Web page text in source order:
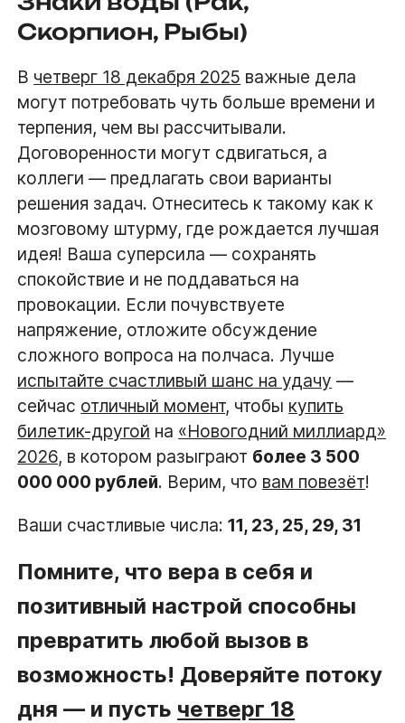
Скорпион, Рыбы)
В четверг 18 декабря 2025 важные дела
могут потребовать чуть больше времени и
терпения, чем вы рассчитывали.
Договоренности могут сдвигаться, а
коллеги — предлагать свои варианты
решения задач. Отнеситесь к такому как к
мозговому штурму, где рождается лучшая
идея! Ваша суперсила — сохранять
спокойствие и не поддаваться на
провокации. Если почувствуете
напряжение, отложите обсуждение
сложного вопроса на полчаса. Лучше
испытайте счастливый шанс на удачу —
сейчас отличный момент, чтобы купить
билетик-другой на «Новогодний миллиард»
2026, в котором разыграют более 3 500
000 000 рублей. Верим, что вам повезёт!
Ваши счастливые числа:11, 23, 25, 29, 31
Помните, что вера в себя и
позитивный настрой способны
превратить любой вызов в
возможность! Доверяйте потоку
дня — и пусть четверг 18